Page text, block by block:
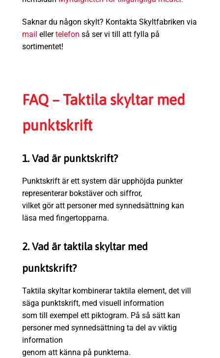
Saknar du någon skylt? Kontakta Skyltfabriken via
mail ellertelefon så ser vi till att fylla på
sortimentet!
FAQ – Taktila skyltar med
punktskrift
1. Vad är punktskrift?
Punktskrift är ett system där upphöjda punkter
representerar bokstäver och siffror,
vilket gör att personer med synnedsättning kan
läsa med fingertopparna.
2. Vad är taktila skyltar med
punktskrift?
Taktila skyltar kombinerar taktila element, det vill
säga punktskrift, med visuell information
som till exempel ett piktogram. På så sätt kan
personer med synnedsättning ta del av viktig
information
genom att känna på punkterna.